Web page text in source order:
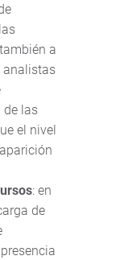
a
analistas
de las
el nivel
: en
de